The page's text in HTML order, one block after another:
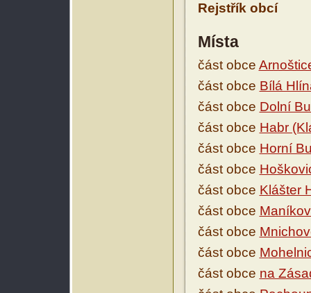
Rejstřík obcí
Místa
část obce
část obce Bílá
část obce Dolní
část obce Habr
část obce Horní
část obce
část obce Klášter
část obce
část obce
část obce
část obce na